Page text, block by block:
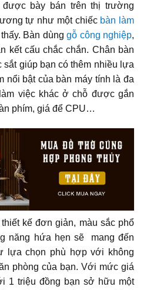
được bày bán trên thị trường
tự như một chiếc bàn làm
thấy. Bàn dùnggỗ công nghiệp,
kết cấu chắc chắn. Chân bàn
sắt giúp bạn có thêm nhiều lựa
nổi bật của bàn máy tính là đa
việc khác ở chỗ được gắn
phím, giá để CPU…
kế đơn giản, màu sắc phổ
năng hứa hẹn sẽ mang đến
lựa chọn phù hợp với không
phòng của bạn. Với mức giá
1 triệu đồng bạn sở hữu một